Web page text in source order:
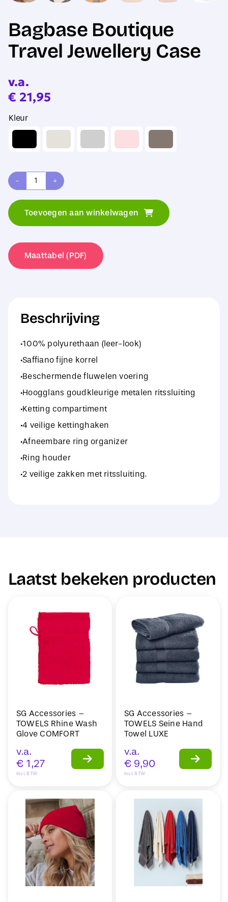
Bagbase Boutique
Travel Jewellery Case
v.a.
€ 21,95
Kleur
Bagbase
Travel
Case
aantal
Toevoegen aan winkelwagen
Maattabel (PDF)
Beschrijving
·100% polyurethaan (leer-look)
·Saffiano fijne korrel
·Beschermende fluwelen voering
·Hoogglans goudkleurige metalen ritssluiting
·Ketting compartiment
·4 veilige kettinghaken
·Afneembare ring organizer
·Ring houder
·2 veilige zakken met ritssluiting.
Laatst bekeken producten
SG Accessories –
TOWELS Rhine Wash
Glove COMFORT
v.a.
€ 1,27
Incl. BTW
SG Accessories –
TOWELS Seine Hand
Towel LUXE
v.a.
€ 9,90
Incl. BTW